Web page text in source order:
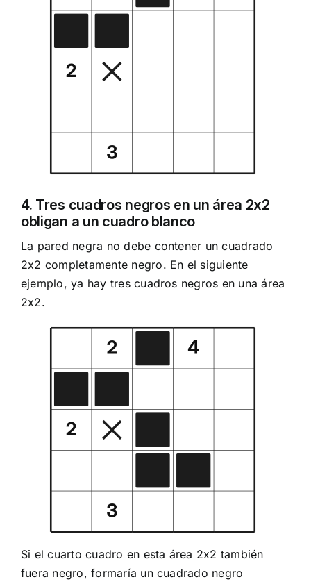
4. Tres cuadros negros en un área 2x2
obligan a un cuadro blanco
La pared negra no debe contener un cuadrado
2x2 completamente negro. En el siguiente
ejemplo, ya hay tres cuadros negros en una área
2x2.
Si el cuarto cuadro en esta área 2x2 también
fuera negro, formaría un cuadrado negro